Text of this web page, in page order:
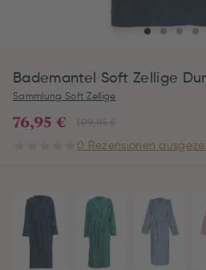
Bademantel Soft Zellige
Sammlung Soft Zellige
109,95 €
76,95 €
0 Rezensionen